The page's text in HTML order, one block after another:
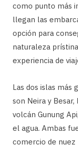
como punto más
llegan las
opción para
naturaleza
experiencia de
Las dos islas más
son Neira y
volcán Gunung
el agua. Ambas
comercio de nuez